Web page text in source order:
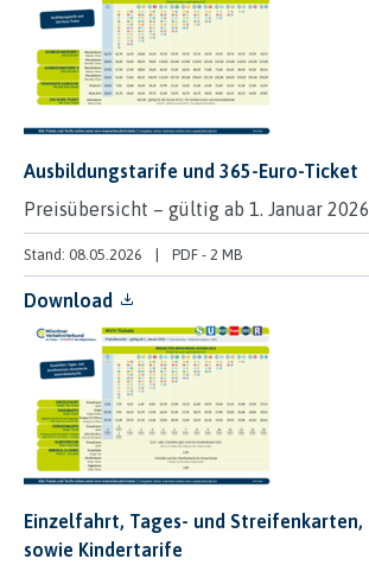
Ausbildungstarife und 365-Euro-Ticket
Preisübersicht – gültig ab 1. Januar 2026
Stand: 08.05.2026 PDF - 2 MB
Download
Einzelfahrt, Tages- und Streifenkarten,
sowie Kindertarife